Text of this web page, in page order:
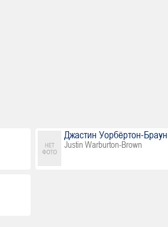
Джастин Уорбёртон-Браун
Justin Warburton-Brown